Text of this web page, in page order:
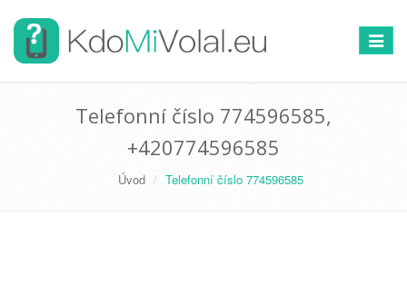
Telefonní číslo 774596585,
+420774596585
Úvod Telefonní číslo 774596585